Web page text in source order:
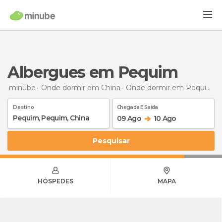
Albergues em Pequim
minube Onde dormir em China Onde dormir em Pequim
Destino Chegada E Saída
09 Ago 10 Ago
Pesquisar
HÓSPEDES MAPA